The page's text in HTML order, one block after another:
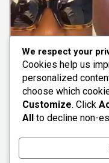
ACCUEIL ACTUALITE
Procès des
DIGITAL : Le
août 5, 2026 khudb
We respect your
Cookies help us
personalized
choose which
Customize. Click
All to decline non-